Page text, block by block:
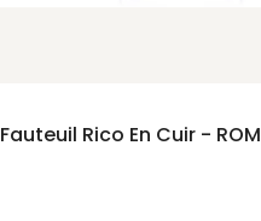
Fauteuil Rico En Cuir - ROM